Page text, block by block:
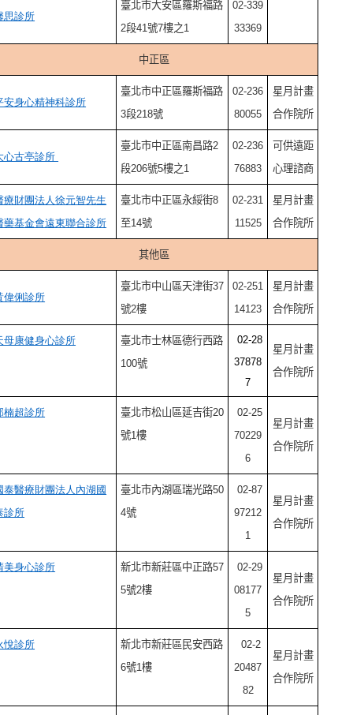
思診所
臺北市大安區羅斯福路
2段41號7樓之1
02-339
33369
中正區
安身心精神科診所
臺北市中正區羅斯福路
3段218號
02-236
80055
星月計畫
合作院所
心古亭診所
臺北市中正區南昌路2
段206號5樓之1
02-236
76883
可供遠距
心理諮商
療財團法人徐元智先生
藥基金會遠東聯合診所
臺北市中正區永綏街8
至14號
02-231
11525
星月計畫
合作院所
其他區
偉俐診所
臺北市中山區天津街37
號2樓
02-251
14123
星月計畫
合作院所
母康健身心診所 臺北市士林區德行西路
100號
02-28
37878
7
星月計畫
合作院所
楠超診所 臺北市松山區延吉街20
號1樓
02-25
70229
6
星月計畫
合作院所
泰醫療財團法人內湖國
診所
臺北市內湖區瑞光路50
4號
02-87
97212
1
星月計畫
合作院所
美身心診所
新北市新莊區中正路57
5號2樓
02-29
08177
5
星月計畫
合作院所
悅診所
新北市新莊區民安西路
6號1樓
02-2
20487
82
星月計畫
合作院所